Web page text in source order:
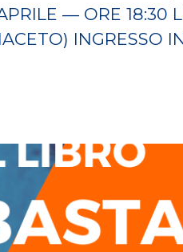
— ORE 18:30
INGRESSO